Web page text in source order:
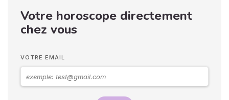
Votre horoscope directement
chez vous
VOTRE EMAIL